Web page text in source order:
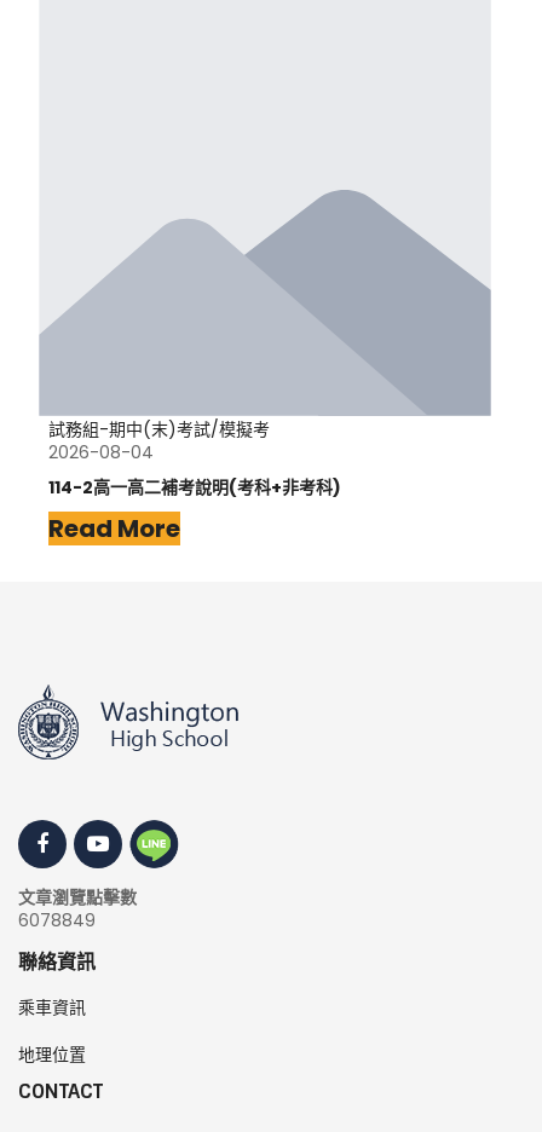
試務組-期中(末)考試/模擬考
2026-08-04
114-2高一高二補考說明(考科+非考科)
Read More
文章瀏覽點擊數
6078849
聯絡資訊
乘車資訊
地理位置
CONTACT